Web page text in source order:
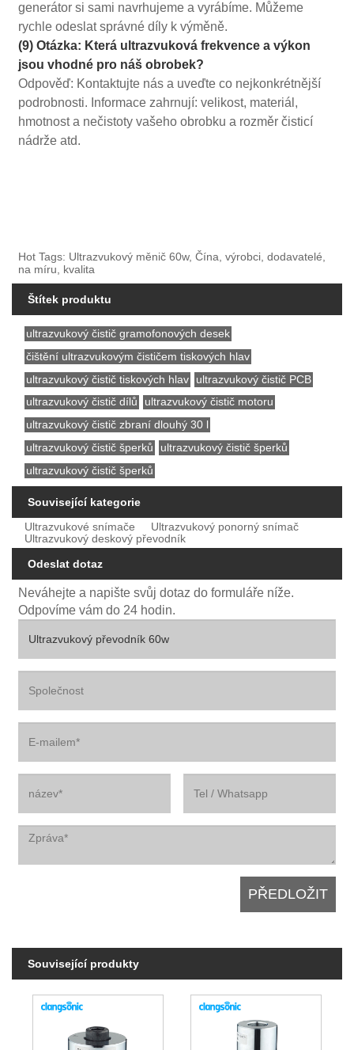
generátor si sami navrhujeme a vyrábíme. Můžeme
rychle odeslat správné díly k výměně.
(9) Otázka: Která ultrazvuková frekvence a výkon
jsou vhodné pro náš obrobek?
Odpověď: Kontaktujte nás a uveďte co nejkonkrétnější
podrobnosti. Informace zahrnují: velikost, materiál,
hmotnost a nečistoty vašeho obrobku a rozměr čisticí
nádrže atd.
Hot Tags: Ultrazvukový měnič 60w, Čína, výrobci, dodavatelé,
na míru, kvalita
Štítek produktu
ultrazvukový čistič gramofonových desek
čištění ultrazvukovým čističem tiskových hlav
ultrazvukový čistič tiskových hlav
ultrazvukový čistič PCB
ultrazvukový čistič dílů
ultrazvukový čistič motoru
ultrazvukový čistič zbraní dlouhý 30 l
ultrazvukový čistič šperků
ultrazvukový čistič šperků
ultrazvukový čistič šperků
Související kategorie
Ultrazvukové snímače
Ultrazvukový ponorný snímač
Ultrazvukový deskový převodník
Odeslat dotaz
Neváhejte a napište svůj dotaz do formuláře níže.
Odpovíme vám do 24 hodin.
Související produkty